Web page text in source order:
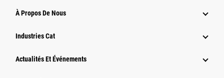
À Propos De Nous
Industries Cat
Actualités Et Événements